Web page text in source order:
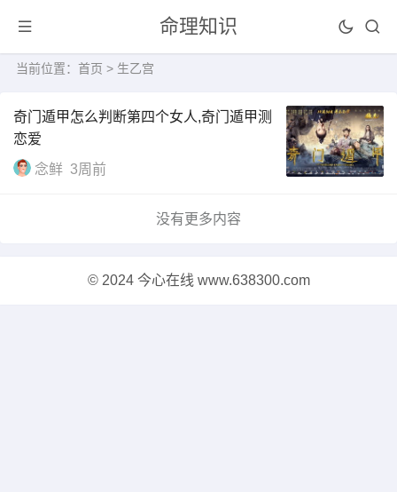
命理知识
当前位置： 首页 > 生乙宫
奇门遁甲怎么判断第四个女人,奇门遁甲测
恋爱
念鲜 3周前
没有更多内容
© 2024 今心在线 www.638300.com